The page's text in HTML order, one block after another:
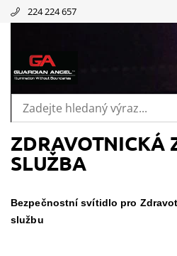
224 224 657
ZDRAVOTNICKÁ
SLUŽBA
Bezpečnostní svítidlo pro
službu